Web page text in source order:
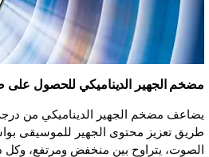
مضخم الجهير الديناميكي للحصول
يضاعف مضخم الجهير الديناميكي من
طريق تعزيز محتوى الجهير للموسيقى
الصوت، يتراوح بين منخفض ومرتفع، وكل